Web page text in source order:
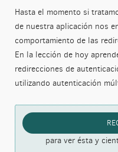
Hasta el momento si
de nuestra aplicación nos
comportamiento de las
En la lección de hoy
redirecciones de
utilizando autenticación
para ver ésta y